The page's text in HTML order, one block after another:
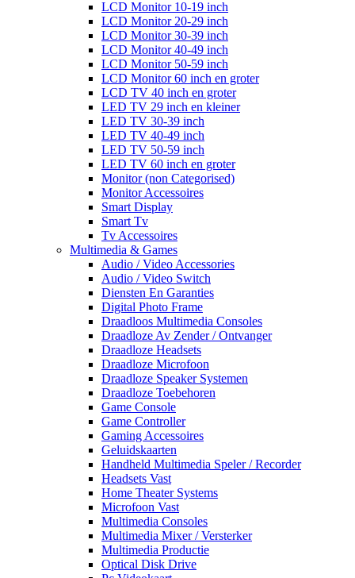
LCD Monitor 10-19 inch
LCD Monitor 20-29 inch
LCD Monitor 30-39 inch
LCD Monitor 40-49 inch
LCD Monitor 50-59 inch
LCD Monitor 60 inch en groter
LCD TV 40 inch en groter
LED TV 29 inch en kleiner
LED TV 30-39 inch
LED TV 40-49 inch
LED TV 50-59 inch
LED TV 60 inch en groter
Monitor (non Categorised)
Monitor Accessoires
Smart Display
Smart Tv
Tv Accessoires
Multimedia & Games
Audio / Video Accessories
Audio / Video Switch
Diensten En Garanties
Digital Photo Frame
Draadloos Multimedia Consoles
Draadloze Av Zender / Ontvanger
Draadloze Headsets
Draadloze Microfoon
Draadloze Speaker Systemen
Draadloze Toebehoren
Game Console
Game Controller
Gaming Accessoires
Geluidskaarten
Handheld Multimedia Speler / Recorder
Headsets Vast
Home Theater Systems
Microfoon Vast
Multimedia Consoles
Multimedia Mixer / Versterker
Multimedia Productie
Optical Disk Drive